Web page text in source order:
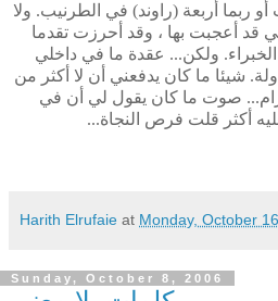
ربما أربعة (راوند) في الطرنيب. ولا
قد أعجبت بها ، وقد أحرزت تقدما
ولكن... عقدة ما في داخلي
شيئا ما كان يدفعني أن لا أكثر من
صوت ما كان يقول لي أن في
أكثر قلت فرص النجاة...
Harith Elrufaie at Monday, October
Sunday, October 8, 2006